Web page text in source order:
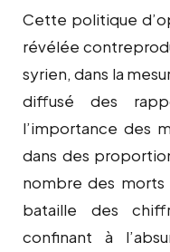
Cette politique
révélée
syrien, dans la
diffusé des
l’importance des
dans des
nombre des morts
bataille des
confinant à